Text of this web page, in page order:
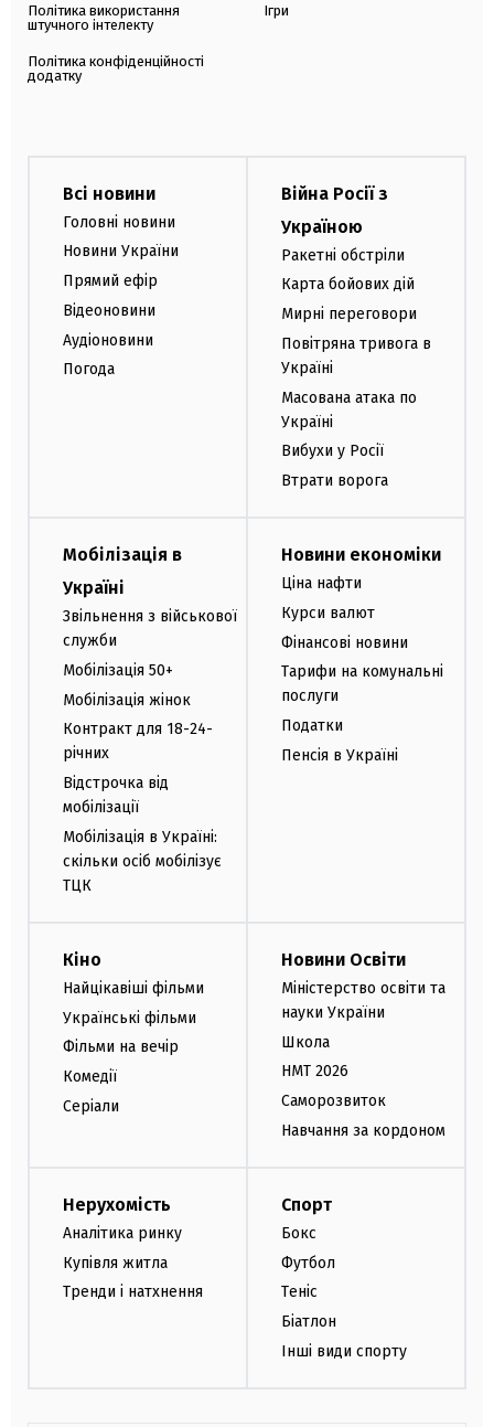
Політика використання
штучного інтелекту
Політика конфіденційності
додатку
Ігри
Всі новини
Головні новини
Новини України
Прямий ефір
Відеоновини
Аудіоновини
Погода
Війна Росії з
Україною
Ракетні обстріли
Карта бойових дій
Мирні переговори
Повітряна тривога в
Україні
Масована атака по
Україні
Вибухи у Росії
Втрати ворога
Мобілізація в
Україні
Звільнення з військової
служби
Мобілізація 50+
Мобілізація жінок
Контракт для 18-24-
річних
Відстрочка від
мобілізації
Мобілізація в Україні:
скільки осіб мобілізує
ТЦК
Новини економіки
Ціна нафти
Курси валют
Фінансові новини
Тарифи на комунальні
послуги
Податки
Пенсія в Україні
Кіно
Найцікавіші фільми
Українські фільми
Фільми на вечір
Комедії
Серіали
Новини Освіти
Міністерство освіти та
науки України
Школа
НМТ 2026
Саморозвиток
Навчання за кордоном
Нерухомість
Аналітика ринку
Купівля житла
Тренди і натхнення
Спорт
Бокс
Футбол
Теніс
Біатлон
Інші види спорту